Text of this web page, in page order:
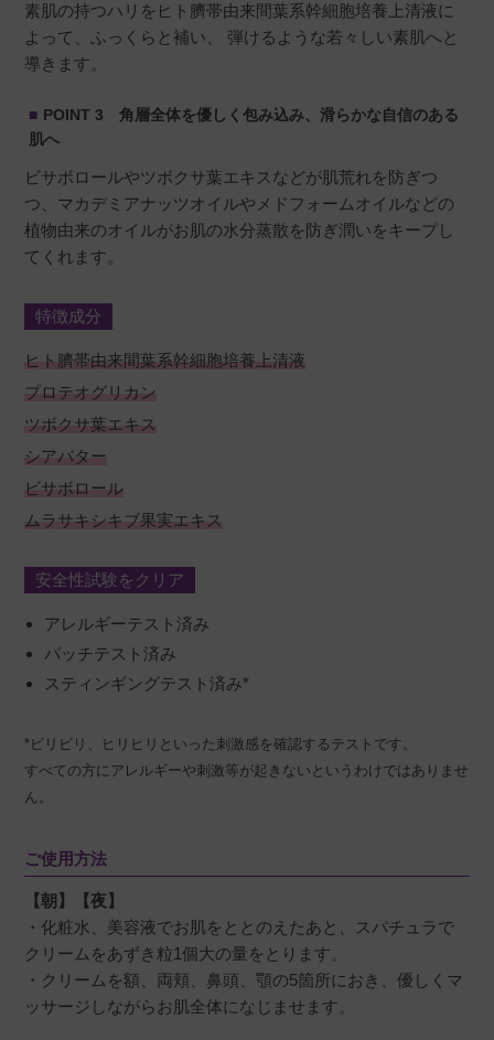
素肌の持つハリをヒト臍帯由来間葉系幹細胞培養上清液に
よって、ふっくらと補い、 弾けるような若々しい素肌へと
導きます。
POINT 3 角層全体を優しく包み込み、滑らかな自信のある
肌へ
ビサボロールやツボクサ葉エキスなどが肌荒れを防ぎつ
つ、マカデミアナッツオイルやメドフォームオイルなどの
植物由来のオイルがお肌の水分蒸散を防ぎ潤いをキープし
てくれます。
特徴成分
ヒト臍帯由来間葉系幹細胞培養上清液
プロテオグリカン
ツボクサ葉エキス
シアバター
ビサボロール
ムラサキシキブ果実エキス
安全性試験をクリア
アレルギーテスト済み
パッチテスト済み
スティンギングテスト済み*
*ビリビリ、ヒリヒリといった刺激感を確認するテストです。
すべての方にアレルギーや刺激等が起きないというわけではありませ
ん。
ご使用方法
【朝】【夜】
・化粧水、美容液でお肌をととのえたあと、スパチュラで
クリームをあずき粒1個大の量をとります。​​
・クリームを額、両頬、鼻頭、顎の5箇所におき、優しくマ
ッサージしながらお肌全体になじませます。